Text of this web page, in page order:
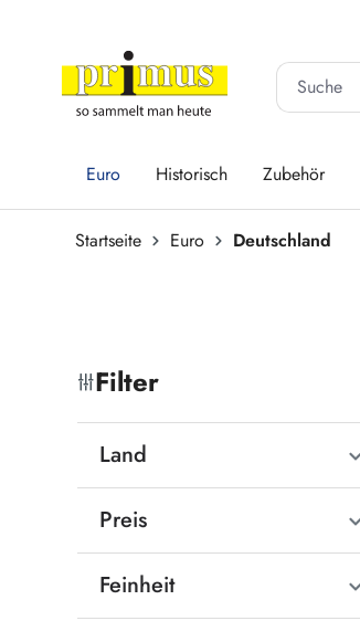
Euro Historisch Zubehör
Startseite Euro Deutschland
Filter
Land
Preis
Feinheit